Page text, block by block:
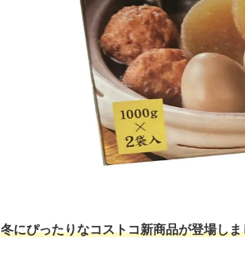
冬にぴったりなコストコ新商品が登場し